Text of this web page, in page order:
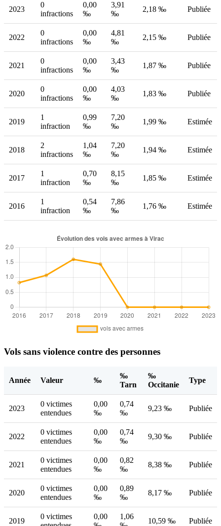
2023
0
infractions
0,00
‰
3,91
‰
2,18 ‰ Publiée
2022
0
infractions
0,00
‰
4,81
‰
2,15 ‰ Publiée
2021
0
infractions
0,00
‰
3,43
‰
1,87 ‰ Publiée
2020
0
infractions
0,00
‰
4,03
‰
1,83 ‰ Publiée
2019
1
infraction
0,99
‰
7,20
‰
1,99 ‰ Estimée
2018
2
infractions
1,04
‰
7,20
‰
1,94 ‰ Estimée
2017
1
infraction
0,70
‰
8,15
‰
1,85 ‰ Estimée
2016
1
infraction
0,54
‰
7,86
‰
1,76 ‰ Estimée
Vols sans violence contre des personnes
Année Valeur ‰
‰
Tarn
‰
Occitanie
Type
2023
0 victimes
entendues
0,00
‰
0,74
‰
9,23 ‰ Publiée
2022
0 victimes
entendues
0,00
‰
0,74
‰
9,30 ‰ Publiée
2021
0 victimes
entendues
0,00
‰
0,82
‰
8,38 ‰ Publiée
2020
0 victimes
entendues
0,00
‰
0,89
‰
8,17 ‰ Publiée
2019
0 victimes
0,00
1,06
10,59 ‰ Publiée